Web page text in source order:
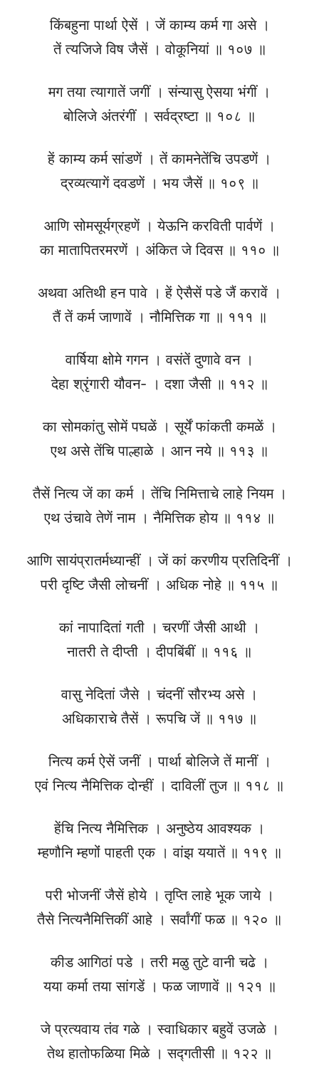
किंबहुना पार्था ऐसें । जें काम्य कर्म गा असे ।
तें त्यजिजे विष जैसें । वोकूनियां ॥ १०७ ॥
मग तया त्यागातें जगीं । संन्यासु ऐसया भंगीं ।
बोलिजे अंतरंगीं । सर्वद्रष्टा ॥ १०८ ॥
हें काम्य कर्म सांडणें । तें कामनेतेंचि उपडणें ।
द्रव्यत्यागें दवडणें । भय जैसें ॥ १०९ ॥
आणि सोमसूर्यग्रहणें । येऊनि करविती पार्वणें ।
का मातापितरमरणें । अंकित जे दिवस ॥ ११० ॥
अथवा अतिथी हन पावे । हें ऐसैसें पडे जैं करावें ।
तैं तें कर्म जाणावें । नौमित्तिक गा ॥ १११ ॥
वार्षिया क्षोमे गगन । वसंतें दुणावे वन ।
देहा श्रृंगारी यौवन- । दशा जैसी ॥ ११२ ॥
का सोमकांतु सोमें पघळें । सूर्यें फांकती कमळें ।
एथ असे तेंचि पाल्हाळे । आन नये ॥ ११३ ॥
तैसें नित्य जें का कर्म । तेंचि निमित्ताचे लाहे नियम ।
एथ उंचावे तेणें नाम । नैमित्तिक होय ॥ ११४ ॥
आणि सायंप्रातर्मध्यान्हीं । जें कां करणीय प्रतिदिनीं ।
परी दृष्टि जैसी लोचनीं । अधिक नोहे ॥ ११५ ॥
कां नापादितां गती । चरणीं जैसी आथी ।
नातरी ते दीप्ती । दीपबिंबीं ॥ ११६ ॥
वासु नेदितां जैसे । चंदनीं सौरभ्य असे ।
अधिकाराचे तैसें । रूपचि जें ॥ ११७ ॥
नित्य कर्म ऐसें जनीं । पार्था बोलिजे तें मानीं ।
एवं नित्य नैमित्तिक दोन्हीं । दाविलीं तुज ॥ ११८ ॥
हेंचि नित्य नैमित्तिक । अनुष्ठेय आवश्यक ।
म्हणौनि म्हणोंं पाहती एक । वांझ ययातें ॥ ११९ ॥
परी भोजनीं जैसें होये । तृप्ति लाहे भूक जाये ।
तैसे नित्यनैमित्तिकीं आहे । सर्वांगीं फळ ॥ १२० ॥
कीड आगिठां पडे । तरी मळु तुटे वानी चढे ।
यया कर्मा तया सांगडें । फळ जाणावें ॥ १२१ ॥
जे प्रत्यवाय तंव गळे । स्वाधिकार बहुवें उजळे ।
तेथ हातोफळिया मिळे । सद्गतीसी ॥ १२२ ॥